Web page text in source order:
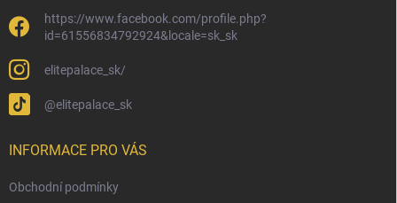
https://www.facebook.com/profile.php?
id=61556834792924&locale=sk_sk
elitepalace_sk/
@elitepalace_sk
INFORMACE PRO VÁS
Obchodní podmínky